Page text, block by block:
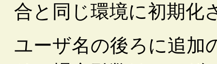
合と同じ環境に初期化
ユーザ名の後ろに追加